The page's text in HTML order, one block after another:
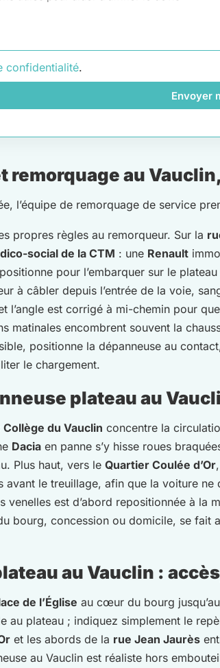
confidentialité.
Envoyer
remorquage au
l’équipe de remorquage de service
propres règles au remorqueur. Sur la
social de la CTM : une Renault
pour l’embarquer sur le
à câbler depuis l’entrée de la voie,
l’angle est corrigé à mi-chemin pour
matinales encombrent souvent la
positionne la dépanneuse au
le chargement.
plateau au
Collège du Vauclin concentre la
Dacia en panne s’y hisse roues
Plus haut, vers le Quartier Coulée d’Or
avant le treuillage, afin que la voiture
venelles est d’abord repositionnée à
bourg, concession ou domicile, se fait
au Vauclin :
de l’Église au cœur du bourg
au plateau ; indiquez simplement le
et les abords de la rue Jean Jaurès
au Vauclin est réaliste hors